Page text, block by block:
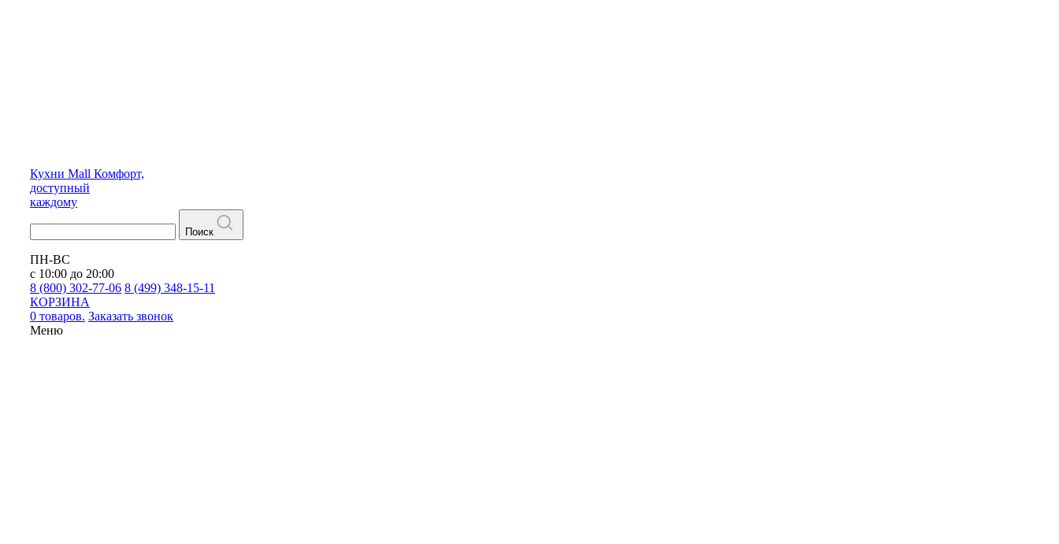
Кухни Mall Комфорт,
доступный
каждому
Поиск
ПН-ВС
с 10:00 до 20:00
8 (800) 302-77-06 8 (499) 348-15-11
КОРЗИНА
0 товаров. Заказать звонок
Меню